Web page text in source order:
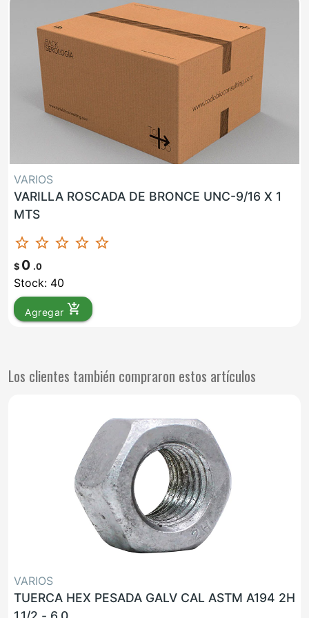
VARIOS
VARILLA ROSCADA DE BRONCE UNC-9/16 X 1
MTS
star_border star_border star_border star_border star_border
$ 0 .0
Stock: 40
Agregar add_shopping_cart
Los clientes también compraron estos artículos
VARIOS
TUERCA HEX PESADA GALV CAL ASTM A194 2H